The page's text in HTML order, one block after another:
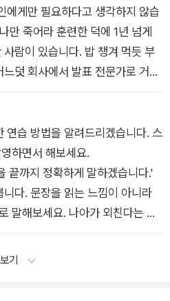
을 거듭해 매력적인 목소리를 갖
장 가까운 예가 바로 저고요.
중시키는 법’ 중에서
배면 그 이후로는 잘못된 방법으로
다. 소위 ‘체화’되는 거죠.
체화하고 그래서 소위 호감을 주
다 많은 것을 얻게 될 겁니다. 제
은 목소리를 가진 사람은 일이 조
습니다. 남 앞에 나설 기회도 많
가능성도 높아집니다. 자신감이
고요.
로 있다’ 중에서
에게만 필요하다고 생각하지 않습
만 죽어라 훈련한 덕에 1년 넘게
람이 있습니다. 밥 챙겨 먹듯 부
덧 회사에서 발표 전문가로 거듭
다.
발표를 못하는 이유를 자신감이
장해서라고 생각합니다. 하지만 의
잘 모르는 사람이 많습니다. 특
소에 어떻게 발음하는지, 특정 발
점검해볼 기회가 없기 때문이죠.
을 해보세요. 내가 어떻게 발음하
권합니다. 한두 달 후에는 말하려
하는 사람으로 거듭날 수 있을 겁
연습 방법을 알려드리겠습니다. 스
하면서 해보세요.
끝까지 정확하게 말하겠습니다.'
다. 문장을 읽는 느낌이 아니라
말해보세요. 나아가 외친다는 느
길 바랍니다. 이때 ‘말하겠습니
보세요.
기